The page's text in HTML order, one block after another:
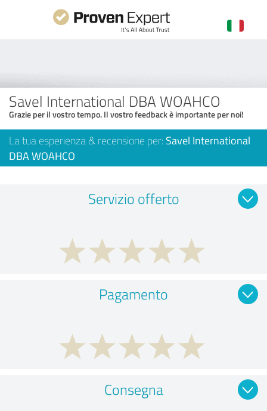
Savel International DBA WOAHCO
Grazie per il vostro tempo. Il vostro feedback è importante per noi!
La tua esperienza & recensione per: Savel International
DBA WOAHCO
Servizio offerto
Pagamento
Consegna